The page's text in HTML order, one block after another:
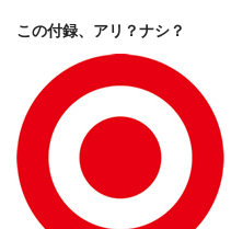
この付録、アリ？ナシ？